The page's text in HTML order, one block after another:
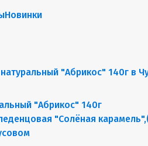
Новинки
"Абрикос" 140г